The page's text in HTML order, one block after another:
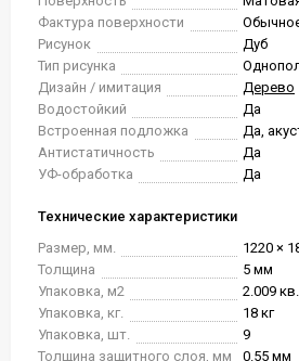
Фактура поверхности
Рисунок
Дуб
Тип рисунка
Дизайн / имитация
Дерево
Водостойкий
Да
Встроенная подложка
Да,
Антистатичность
Да
УФ-обработка
Да
Технические характеристики
Размер, мм.
1220 ×
Толщина
5 мм
Упаковка, м2
2.009
Упаковка, кг.
18 кг
Упаковка, шт.
9
Толщина защитного слоя, мм
0.55 мм